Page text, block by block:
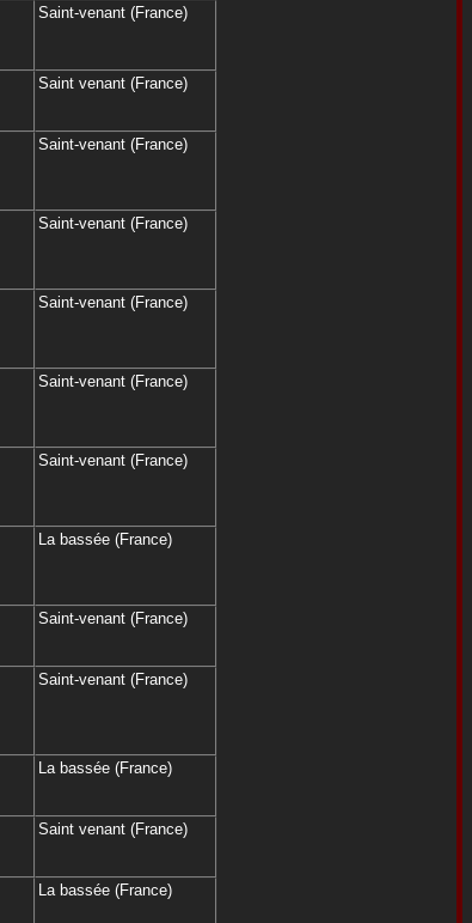
Saint-venant (France)
Saint venant (France)
Saint-venant (France)
Saint-venant (France)
Saint-venant (France)
Saint-venant (France)
Saint-venant (France)
La bassée (France)
Saint-venant (France)
Saint-venant (France)
La bassée (France)
Saint venant (France)
La bassée (France)